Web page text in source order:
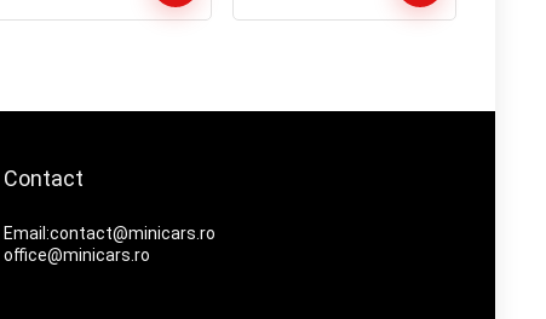
Contact
Email:contact@minicars.ro
office@minicars.ro